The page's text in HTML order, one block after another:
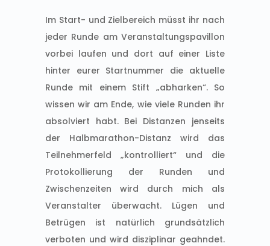
Im Start- und Zielbereich müsst ihr nach
jeder Runde am Veranstaltungspavillon
vorbei laufen und dort auf einer Liste
hinter eurer Startnummer die aktuelle
Runde mit einem Stift „abharken“. So
wissen wir am Ende, wie viele Runden ihr
absolviert habt. Bei Distanzen jenseits
der Halbmarathon-Distanz wird das
Teilnehmerfeld „kontrolliert“ und die
Protokollierung der Runden und
Zwischenzeiten wird durch mich als
Veranstalter überwacht. Lügen und
Betrügen ist natürlich grundsätzlich
verboten und wird disziplinar geahndet.